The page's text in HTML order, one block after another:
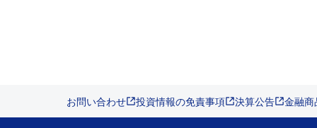
お問い合わせ 投資情報の免責事項 決算公告 金融